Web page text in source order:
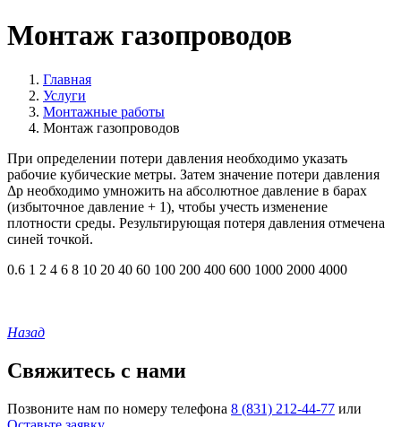
Монтаж газопроводов
Главная
Услуги
Монтажные работы
Монтаж газопроводов
При определении потери давления необходимо указать
рабочие кубические метры. Затем значение потери давления
Δp необходимо умножить на абсолютное давление в барах
(избыточное давление + 1), чтобы учесть изменение
плотности среды. Результирующая потеря давления отмечена
синей точкой.
0.6 1 2 4 6 8 10 20 40 60 100 200 400 600 1000 2000 4000
Назад
Свяжитесь с нами
Позвоните нам по номеру телефона 8 (831) 212-44-77 или